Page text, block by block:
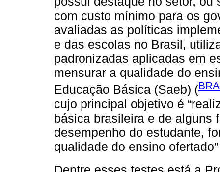
com custo mínimo para os
avaliadas as políticas
e das escolas no Brasil,
padronizadas aplicadas em
mensurar a qualidade do
Educação Básica (Saeb) (
cujo principal objetivo é
básica brasileira e de alguns
desempenho do estudante,
qualidade do ensino